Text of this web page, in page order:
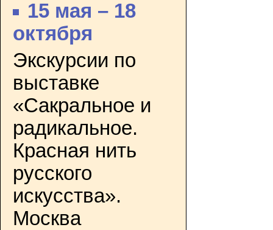
15 мая – 18
октября
Экскурсии по
выставке
«Сакральное и
радикальное.
Красная нить
русского
искусства».
Москва